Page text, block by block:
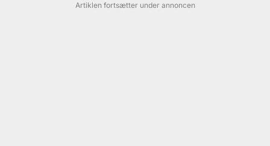
Artiklen fortsætter under annoncen